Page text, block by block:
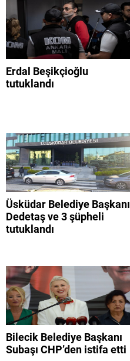
Erdal Beşikçioğlu
tutuklandı
Üsküdar Belediye Başkanı
Dedetaş ve 3 şüpheli
tutuklandı
Bilecik Belediye Başkanı
Subaşı CHP’den istifa etti